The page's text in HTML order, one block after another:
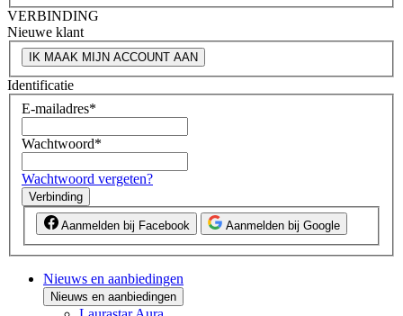
VERBINDING
Nieuwe klant
IK MAAK MIJN ACCOUNT AAN
Identificatie
E-mailadres*
Wachtwoord*
Wachtwoord vergeten?
Verbinding
Aanmelden bij Facebook Aanmelden bij Google
Nieuws en aanbiedingen
Nieuws en aanbiedingen